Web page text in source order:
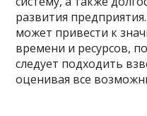
развития
может привести к
времени и ресурсов,
следует подходить
оценивая все